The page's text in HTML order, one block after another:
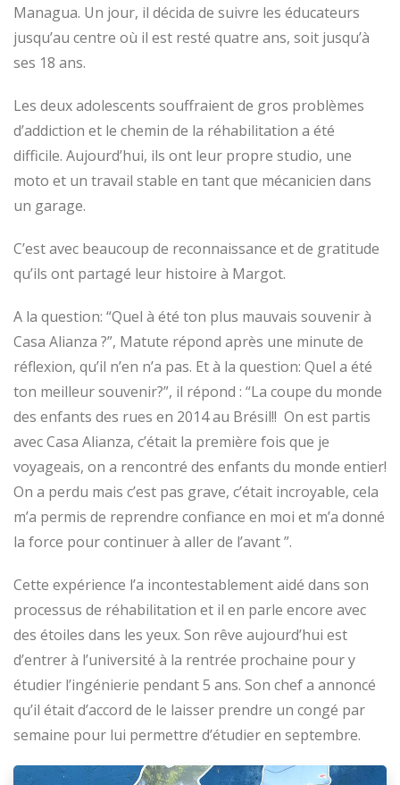
Managua. Un jour, il décida de suivre les éducateurs
jusqu’au centre où il est resté quatre ans, soit jusqu’à
ses 18 ans.
Les deux adolescents souffraient de gros problèmes
d’addiction et le chemin de la réhabilitation a été
difficile. Aujourd’hui, ils ont leur propre studio, une
moto et un travail stable en tant que mécanicien dans
un garage.
C’est avec beaucoup de reconnaissance et de gratitude
qu’ils ont partagé leur histoire à Margot.
A la question: “Quel à été ton plus mauvais souvenir à
Casa Alianza ?”, Matute répond après une minute de
réflexion, qu’il n’en n’a pas. Et à la question: Quel a été
ton meilleur souvenir?”, il répond : “La coupe du monde
des enfants des rues en 2014 au Brésil!! On est partis
avec Casa Alianza, c’était la première fois que je
voyageais, on a rencontré des enfants du monde entier!
On a perdu mais c’est pas grave, c’était incroyable, cela
m’a permis de reprendre confiance en moi et m’a donné
la force pour continuer à aller de l’avant ”.
Cette expérience l’a incontestablement aidé dans son
processus de réhabilitation et il en parle encore avec
des étoiles dans les yeux. Son rêve aujourd’hui est
d’entrer à l’université à la rentrée prochaine pour y
étudier l’ingénierie pendant 5 ans. Son chef a annoncé
qu’il était d’accord de le laisser prendre un congé par
semaine pour lui permettre d’étudier en septembre.